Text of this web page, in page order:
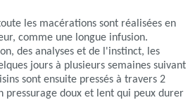
les macérations sont réalisées en
comme une longue infusion.
des analyses et de l'instinct, les
jours à plusieurs semaines suivant
sont ensuite pressés à travers 2
pressurage doux et lent qui peux durer